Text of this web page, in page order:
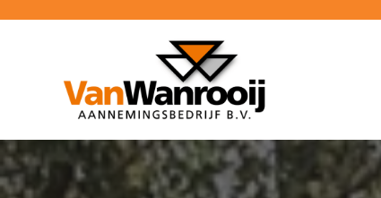
Tel: 012 34 56 789